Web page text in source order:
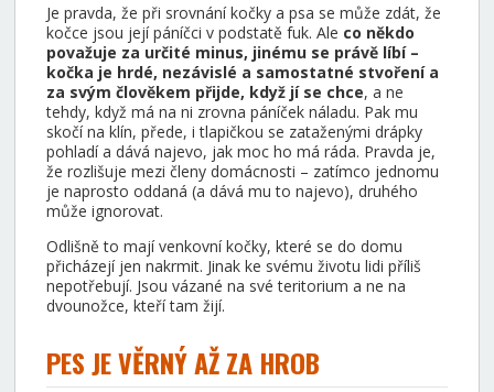
Je pravda, že při srovnání kočky a psa se může zdát, že
kočce jsou její páníčci v podstatě fuk. Ale co někdo
považuje za určité minus, jinému se právě líbí –
kočka je hrdé, nezávislé a samostatné stvoření a
za svým člověkem přijde, když jí se chce, a ne
tehdy, když má na ni zrovna páníček náladu. Pak mu
skočí na klín, přede, i tlapičkou se zataženými drápky
pohladí a dává najevo, jak moc ho má ráda. Pravda je,
že rozlišuje mezi členy domácnosti – zatímco jednomu
je naprosto oddaná (a dává mu to najevo), druhého
může ignorovat.
Odlišně to mají venkovní kočky, které se do domu
přicházejí jen nakrmit. Jinak ke svému životu lidi příliš
nepotřebují. Jsou vázané na své teritorium a ne na
dvounožce, kteří tam žijí.
PES JE VĚRNÝ AŽ ZA HROB